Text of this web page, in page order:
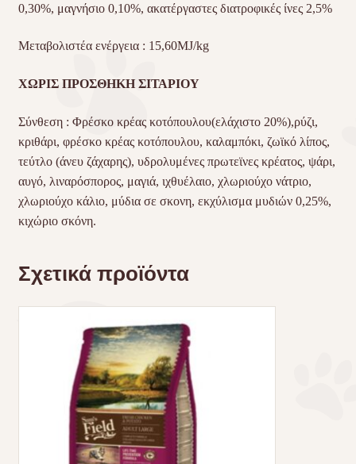
0,30%, μαγνήσιο 0,10%, ακατέργαστες διατροφικές ίνες 2,5%
Μεταβολιστέα ενέργεια : 15,60MJ/kg
ΧΩΡΙΣ ΠΡΟΣΘΗΚΗ ΣΙΤΑΡΙΟΥ
Σύνθεση : Φρέσκο κρέας κοτόπουλου(ελάχιστο 20%),ρύζι,
κριθάρι, φρέσκο κρέας κοτόπουλου, καλαμπόκι, ζωϊκό λίπος,
τεύτλο (άνευ ζάχαρης), υδρολυμένες πρωτεϊνες κρέατος, ψάρι,
αυγό, λιναρόσπορος, μαγιά, ιχθυέλαιο, χλωριούχο νάτριο,
χλωριούχο κάλιο, μύδια σε σκονη, εκχύλισμα μυδιών 0,25%,
κιχώριο σκόνη.
Σχετικά προϊόντα